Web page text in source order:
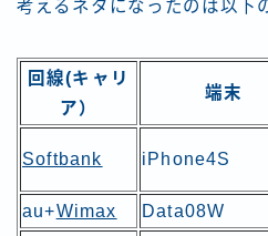
運営者情報
考えるネタになったのは以下
回線(キャリ
ア）
端末
Softbank iPhone4S
au+Wimax Data08W